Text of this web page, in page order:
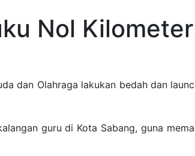
Nol Kilometer
dan Olahraga lakukan bedah dan
guru di Kota Sabang, guna